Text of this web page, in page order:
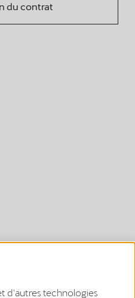
du contrat
d'autres technologies